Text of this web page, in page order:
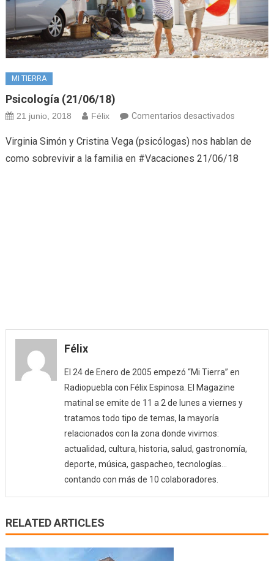
MI TIERRA
Psicología (21/06/18)
21 junio, 2018 Félix Comentarios desactivadosen
(21/06/
Virginia Simón y Cristina Vega (psicólogas) nos hablan de
como sobrevivir a la familia en #Vacaciones 21/06/18
Félix
El 24 de Enero de 2005 empezó “Mi Tierra” en
Radiopuebla con Félix Espinosa. El Magazine
matinal se emite de 11 a 2 de lunes a viernes y
tratamos todo tipo de temas, la mayoría
relacionados con la zona donde vivimos:
actualidad, cultura, historia, salud, gastronomía,
deporte, música, gaspacheo, tecnologías…
contando con más de 10 colaboradores.
RELATED ARTICLES